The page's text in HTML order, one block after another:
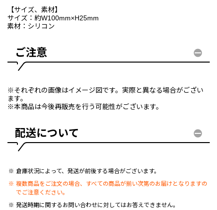
【サイズ、素材】
サイズ：約W100mm×H25mm
素材：シリコン
ご注意
※それぞれの画像はイメージ図です。実際と異なる場合がござい
ます。
※本商品は今後再販売を行う可能性がございます。
配送について
倉庫状況によって、発送が前後する場合がございます。
複数商品をご注文の場合、すべての商品が揃い次第のお届けとなりますの
でご注意ください。
発送時期に関するお問い合わせに対してはお答えできません。